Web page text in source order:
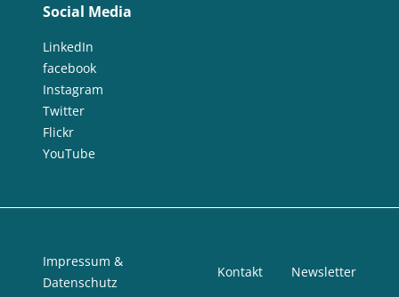
Social Media
LinkedIn
facebook
Instagram
Twitter
Flickr
YouTube
Impressum &
Datenschutz
Kontakt Newsletter